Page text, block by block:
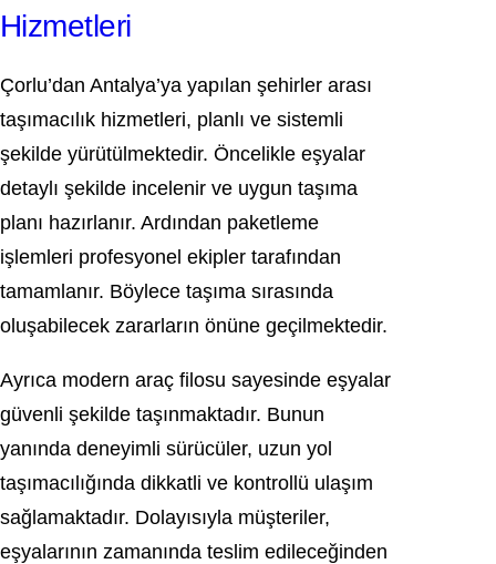
Hizmetleri
Çorlu’dan Antalya’ya yapılan şehirler arası
taşımacılık hizmetleri, planlı ve sistemli
şekilde yürütülmektedir. Öncelikle eşyalar
detaylı şekilde incelenir ve uygun taşıma
planı hazırlanır. Ardından paketleme
işlemleri profesyonel ekipler tarafından
tamamlanır. Böylece taşıma sırasında
oluşabilecek zararların önüne geçilmektedir.
Ayrıca modern araç filosu sayesinde eşyalar
güvenli şekilde taşınmaktadır. Bunun
yanında deneyimli sürücüler, uzun yol
taşımacılığında dikkatli ve kontrollü ulaşım
sağlamaktadır. Dolayısıyla müşteriler,
eşyalarının zamanında teslim edileceğinden